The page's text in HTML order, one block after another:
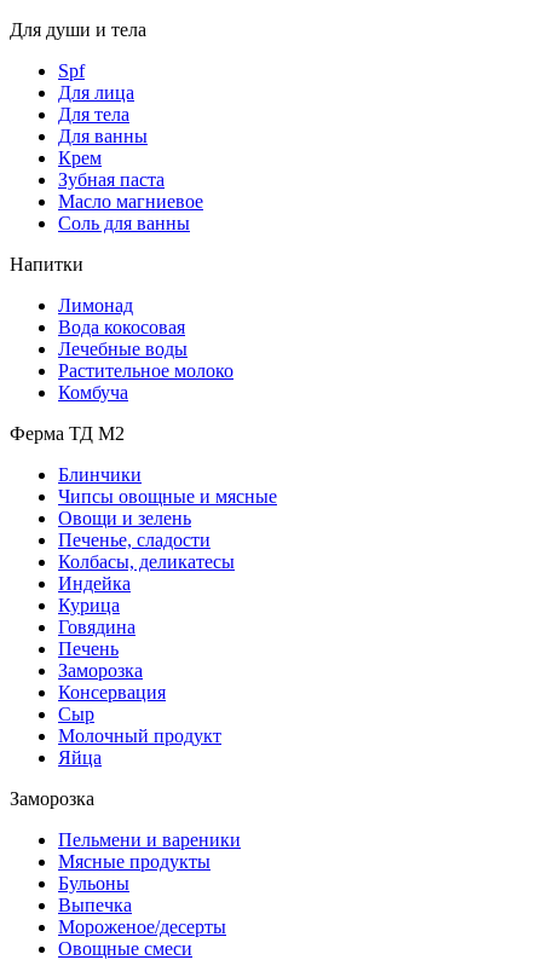
Для души и тела
Spf
Для лица
Для тела
Для ванны
Крем
Зубная паста
Масло магниевое
Соль для ванны
Напитки
Лимонад
Вода кокосовая
Лечебные воды
Растительное молоко
Комбуча
Ферма ТД М2
Блинчики
Чипсы овощные и мясные
Овощи и зелень
Печенье, сладости
Колбасы, деликатесы
Индейка
Курица
Говядина
Печень
Заморозка
Консервация
Сыр
Молочный продукт
Яйца
Заморозка
Пельмени и вареники
Мясные продукты
Бульоны
Выпечка
Мороженое/десерты
Овощные смеси